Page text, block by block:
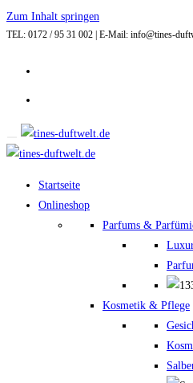
Zum Inhalt springen
TEL: 0172 / 95 31 002 | E-Mail: info@tines-
Startseite
Onlineshop
Parfums &
Kosmetik & Pflege